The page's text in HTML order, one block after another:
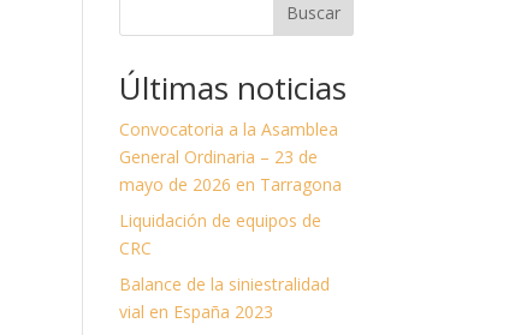
Buscar
Últimas noticias
Convocatoria a la Asamblea
General Ordinaria – 23 de
mayo de 2026 en Tarragona
Liquidación de equipos de
CRC
Balance de la siniestralidad
vial en España 2023